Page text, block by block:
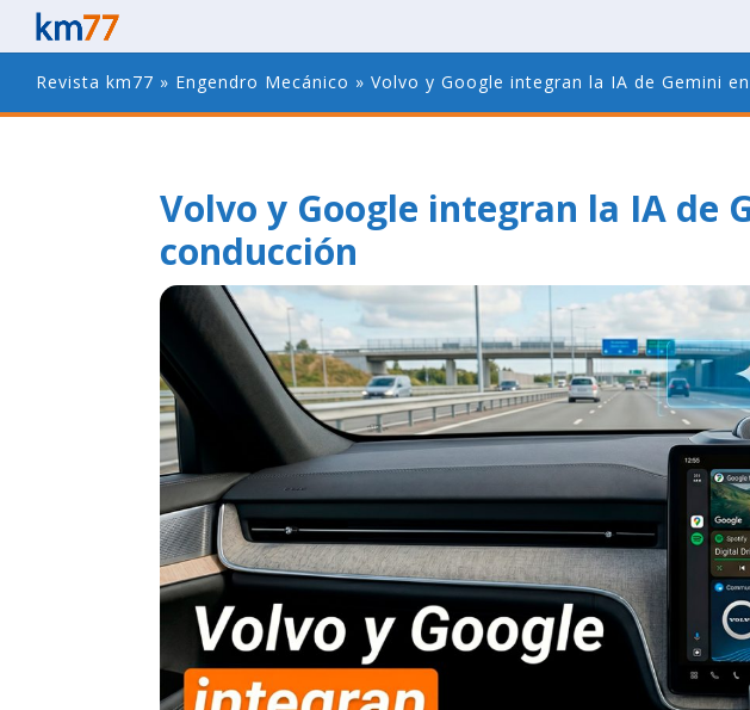
Revista km77 » Engendro Mecánico » Volvo y Google integran la IA de Gemini
Volvo y Google integran la IA de
conducción